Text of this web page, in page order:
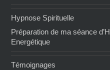
Hypnose Spirituelle
Préparation de ma séance
Energétique
Témoignages